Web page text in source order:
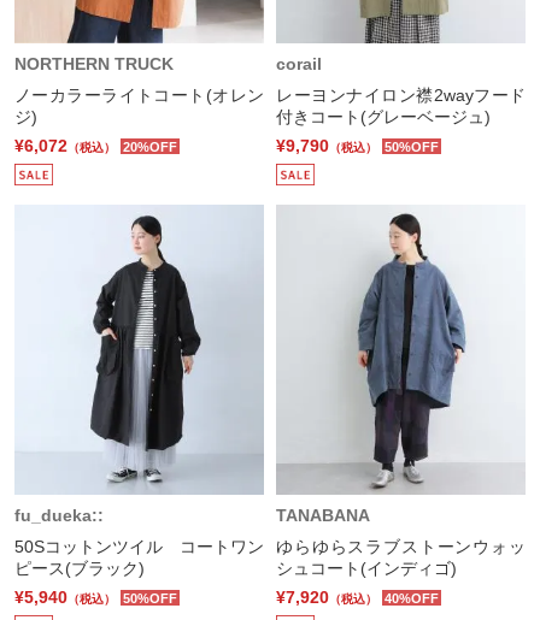
NORTHERN TRUCK
ノーカラーライトコート(オレン
ジ)
¥6,072 （税込） 20%OFF
corail
レーヨンナイロン襟2wayフード
付きコート(グレーベージュ)
¥9,790 （税込） 50%OFF
fu_dueka::
50Sコットンツイル コートワン
ピース(ブラック)
¥5,940 （税込） 50%OFF
TANABANA
ゆらゆらスラブストーンウォッ
シュコート(インディゴ)
¥7,920 （税込） 40%OFF